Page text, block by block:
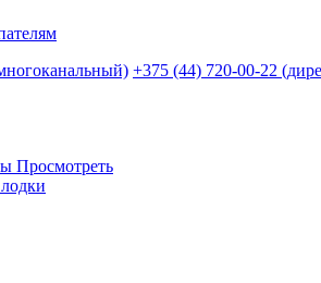
+375 (44) 720-00-22
Просмотреть